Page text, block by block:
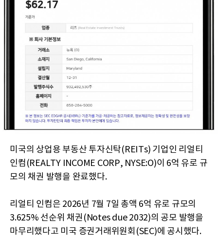
미국의 상업용 부동산 투자신탁(REITs) 기업인 리얼티
인컴(REALTY INCOME CORP, NYSE:O)이 6억 유로 규
모의 채권 발행을 완료했다.
리얼티 인컴은 2026년 7월 7일 총액 6억 유로 규모의
3.625% 선순위 채권(Notes due 2032)의 공모 발행을
마무리했다고 미국 증권거래위원회(SEC)에 공시했다.